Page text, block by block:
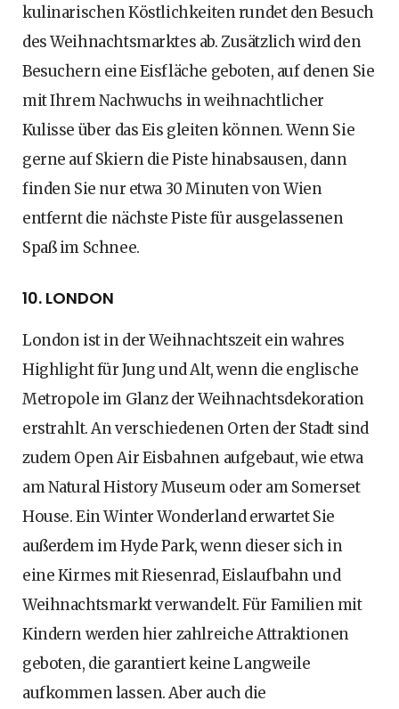
kulinarischen Köstlichkeiten rundet den Besuch
des Weihnachtsmarktes ab. Zusätzlich wird den
Besuchern eine Eisfläche geboten, auf denen Sie
mit Ihrem Nachwuchs in weihnachtlicher
Kulisse über das Eis gleiten können. Wenn Sie
gerne auf Skiern die Piste hinabsausen, dann
finden Sie nur etwa 30 Minuten von Wien
entfernt die nächste Piste für ausgelassenen
Spaß im Schnee.
10. LONDON
London ist in der Weihnachtszeit ein wahres
Highlight für Jung und Alt, wenn die englische
Metropole im Glanz der Weihnachtsdekoration
erstrahlt. An verschiedenen Orten der Stadt sind
zudem Open Air Eisbahnen aufgebaut, wie etwa
am Natural History Museum oder am Somerset
House. Ein Winter Wonderland erwartet Sie
außerdem im Hyde Park, wenn dieser sich in
eine Kirmes mit Riesenrad, Eislaufbahn und
Weihnachtsmarkt verwandelt. Für Familien mit
Kindern werden hier zahlreiche Attraktionen
geboten, die garantiert keine Langweile
aufkommen lassen. Aber auch die